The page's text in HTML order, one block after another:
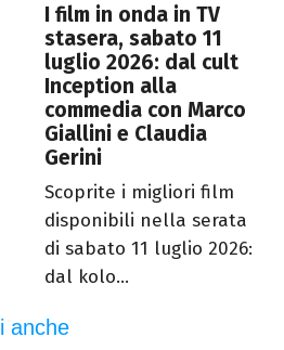
I film in onda in TV
stasera, sabato 11
luglio 2026: dal cult
Inception alla
commedia con Marco
Giallini e Claudia
Gerini
Scoprite i migliori film
disponibili nella serata
di sabato 11 luglio 2026:
dal kolo...